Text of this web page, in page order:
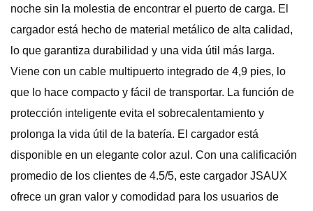
noche sin la molestia de encontrar el puerto de carga. El
cargador está hecho de material metálico de alta calidad,
lo que garantiza durabilidad y una vida útil más larga.
Viene con un cable multipuerto integrado de 4,9 pies, lo
que lo hace compacto y fácil de transportar. La función de
protección inteligente evita el sobrecalentamiento y
prolonga la vida útil de la batería. El cargador está
disponible en un elegante color azul. Con una calificación
promedio de los clientes de 4.5/5, este cargador JSAUX
ofrece un gran valor y comodidad para los usuarios de